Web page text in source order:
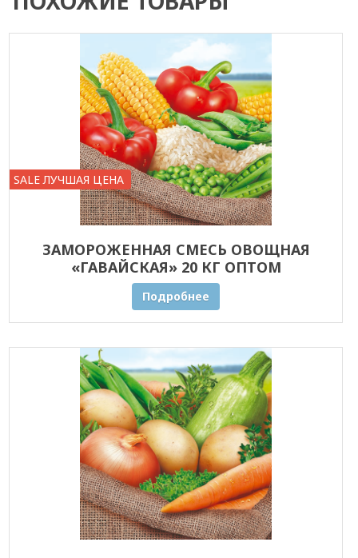
SALE ЛУЧШАЯ ЦЕНА
ЗАМОРОЖЕННАЯ СМЕСЬ ОВОЩНАЯ
«ГАВАЙСКАЯ» 20 КГ ОПТОМ
Подробнее